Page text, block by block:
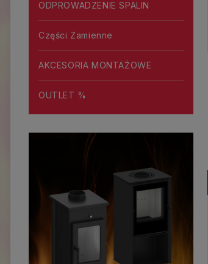
ODPROWADZENIE SPALIN
Części Zamienne
AKCESORIA MONTAŻOWE
OUTLET %